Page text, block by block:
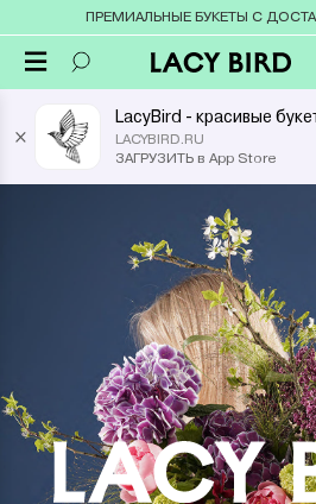
ПРЕМИАЛЬНЫЕ БУКЕТЫ С
×
LacyBird - красивые
LACYBIRD.RU
ЗАГРУЗИТЬ в App Store